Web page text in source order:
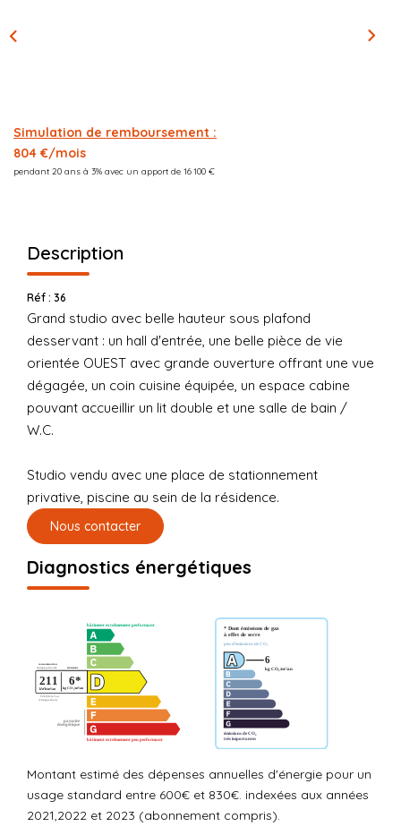
Simulation de remboursement :
804 €/mois
pendant 20 ans à 3% avec un apport de 16 100 €
Description
Réf : 36
Grand studio avec belle hauteur sous plafond
desservant : un hall d'entrée, une belle pièce de vie
orientée OUEST avec grande ouverture offrant une vue
dégagée, un coin cuisine équipée, un espace cabine
pouvant accueillir un lit double et une salle de bain /
W.C.
Studio vendu avec une place de stationnement
privative, piscine au sein de la résidence.
Nous contacter
Diagnostics énergétiques
Montant estimé des dépenses annuelles d'énergie pour un
usage standard entre 600€ et 830€. indexées aux années
2021,2022 et 2023 (abonnement compris).